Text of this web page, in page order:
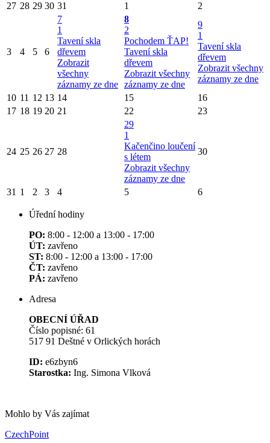
27 28 29 30 31 1 2
3 4 5 6
7
1
Tavení skla
dřevem
Zobrazit
všechny
záznamy ze dne
8
2
Pochodem ŤAP!
Tavení skla
dřevem
Zobrazit všechny
záznamy ze dne
9
1
Tavení skla
dřevem
Zobrazit všechny
záznamy ze dne
10 11 12 13 14 15
16
17 18 19 20 21 22 23
24 25 26 27 28
29
1
Kačenčino loučení
s létem
Zobrazit všechny
záznamy ze dne
30
31 1 2 3 4 5 6
Úřední hodiny
PO: 8:00 - 12:00 a 13:00 - 17:00
ÚT: zavřeno
ST: 8:00 - 12:00 a 13:00 - 17:00
ČT: zavřeno
PÁ: zavřeno
Adresa
OBECNÍ ÚŘAD
Číslo popisné: 61
517 91 Deštné v Orlických horách
ID: e6zbyn6
Starostka: Ing. Simona Vlková
Mohlo by Vás zajímat
CzechPoint